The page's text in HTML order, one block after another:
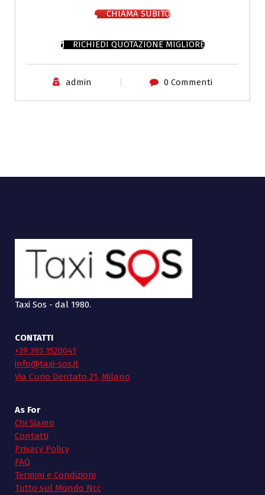
CHIAMA SUBITO
RICHIEDI QUOTAZIONE MIGLIORE
admin 0 Commenti
Taxi Sos - dal 1980.
CONTATTI
+39 393 1520041
info@taxi-sos.it
Via Curio Dentato 21, Milano
As For
Chi Siamo
Contatti
Privacy Policy
FAQ
Termini e Condizioni
Tutto sul Mondo Ncc